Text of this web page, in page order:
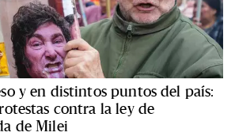
y en distintos puntos del país:
contra la ley de
de Milei